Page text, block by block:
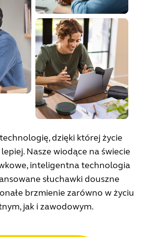
dzięki której życie
Nasze wiodące na świecie
inteligentna technologia
słuchawki douszne
brzmienie zarówno w życiu
jak i zawodowym.